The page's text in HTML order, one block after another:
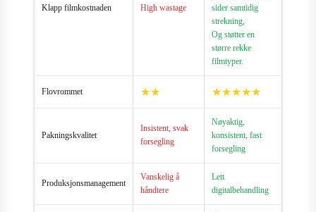
Klapp filmkostnaden High wastage
sider samtidig
strekning,
Og støtter en
større rekke
filmtyper.
Flovrommet ★★ ★★★★★
Pakningskvalitet
Insistent, svak
forsegling
Nøyaktig,
konsistent, fast
forsegling
Produksjonsmanagement
Vanskelig å
håndtere
Lett
digitalbehandling